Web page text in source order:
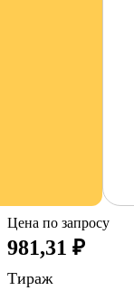
Цена по запросу
981,31 ₽
Тираж